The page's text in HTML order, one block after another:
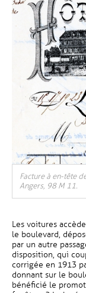
Facture à en-tête
Angers, 98 M 11.
Les voitures
le boulevard,
par un autre
disposition, qui
corrigée en 1913
donnant sur le
bénéficié le